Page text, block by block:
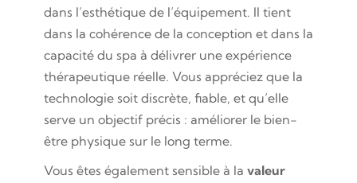
dans l’esthétique de l’équipement. Il tient
dans la cohérence de la conception et dans la
capacité du spa à délivrer une expérience
thérapeutique réelle. Vous appréciez que la
technologie soit discrète, fiable, et qu’elle
serve un objectif précis : améliorer le bien-
être physique sur le long terme.
Vous êtes également sensible à la valeur